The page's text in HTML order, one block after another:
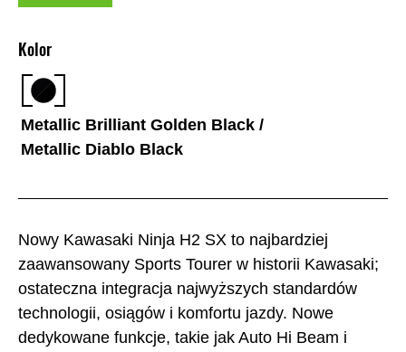
Nowy Kawasaki Ninja H2 SX to najbardziej
zaawansowany Sports Tourer w historii Kawasaki;
ostateczna integracja najwyższych standardów
technologii, osiągów i komfortu jazdy. Nowe
dedykowane funkcje, takie jak Auto Hi Beam i
Kolor
Metallic Brilliant Golden Black /
Metallic Diablo Black